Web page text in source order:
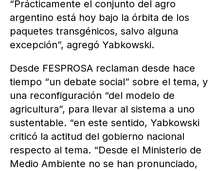
“Prácticamente el conjunto del agro
argentino está hoy bajo la órbita de los
paquetes transgénicos, salvo alguna
excepción”, agregó Yabkowski.
Desde FESPROSA reclaman desde hace
tiempo “un debate social” sobre el tema, y
una reconfiguración “del modelo de
agricultura”, para llevar al sistema a uno
sustentable. “en este sentido, Yabkowski
criticó la actitud del gobierno nacional
respecto al tema. “Desde el Ministerio de
Medio Ambiente no se han pronunciado,